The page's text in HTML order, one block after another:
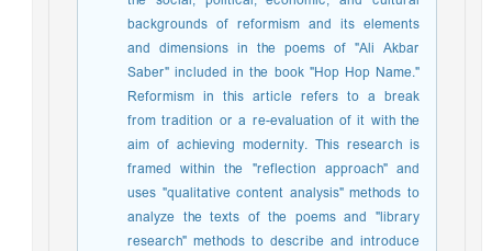
backgrounds of reformism and its elements
and dimensions in the poems of "Ali Akbar
Saber" included in the book "Hop Hop Name."
Reformism in this article refers to a break
from tradition or a re-evaluation of it with the
aim of achieving modernity. This research is
framed within the "reflection approach" and
uses "qualitative content analysis" methods to
analyze the texts of the poems and "library
research" methods to describe and introduce